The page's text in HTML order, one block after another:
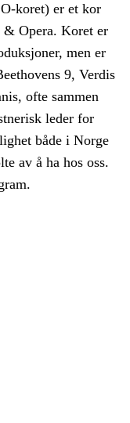
koret) er et kor
Opera. Koret er
men er
9, Verdis
ofte sammen
leder for
både i Norge
av å ha hos oss.